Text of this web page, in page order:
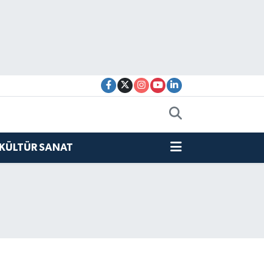
KÜLTÜR SANAT